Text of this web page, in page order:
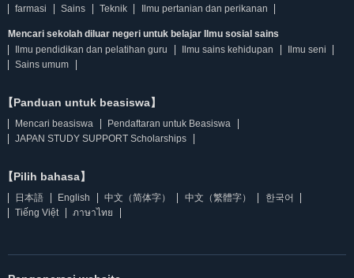
farmasi
Sains Teknik Ilmu pertanian dan perikanan
Mencari sekolah diluar negeri untuk belajar Ilmu sosial sains
Ilmu pendidikan dan pelatihan guru
Ilmu sains kehidupan
Ilmu seni
Sains umum
【Panduan untuk beasiswa】
Mencari beasiswa
Pendaftaran untuk Beasiswa
JAPAN STUDY SUPPORT Scholarships
【Pilih bahasa】
日本語 English 中文（简体字） 中文（繁體字）
한국어
Tiếng Việt
ภาษาไทย